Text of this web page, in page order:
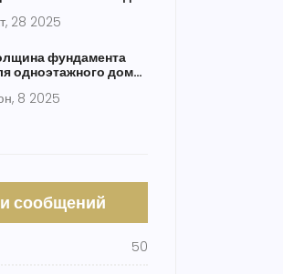
28 2025
фундамента
одноэтажного дома:
8 2025
сообщений
50